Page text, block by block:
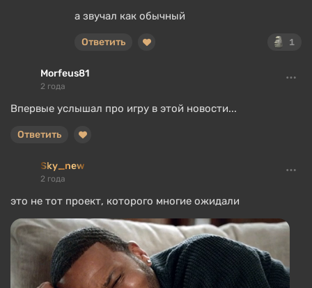
а звучал как обычный
1
Ответить
Morfeus81
2 года
Впервые услышал про игру в этой новости...
Ответить
Sky_new
2 года
это не тот проект, которого многие ожидали